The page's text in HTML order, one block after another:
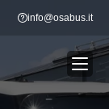
info@osabus.it